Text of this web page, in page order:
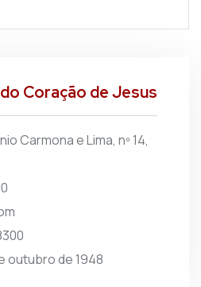
Coração de Jesus
Carmona e Lima, nº 14,
outubro de 1948